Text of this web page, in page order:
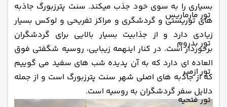
تور مارماریس
تور بدروم
تور ازمیر
تور فتحیه
بسیاری را به سوی خود جذب میکند. سنت پترزبورگ جاذبه
های توریستی و گردشگری و مراکز تفریحی و لوکس بسیار
زیادی دارد و از جذابیت بسیار بالایی برای گردشگران
برخوردار است. در کنار اینهمه زیبایی، روسیه شگفتی فوق
العاده ای دارد که به آن پدیده شب های سفید می گوییم
که از جاذبه های اصلی شهر سنت پترزبورگ است و از جمله
دلایل سفر گردشگران به روسیه است.